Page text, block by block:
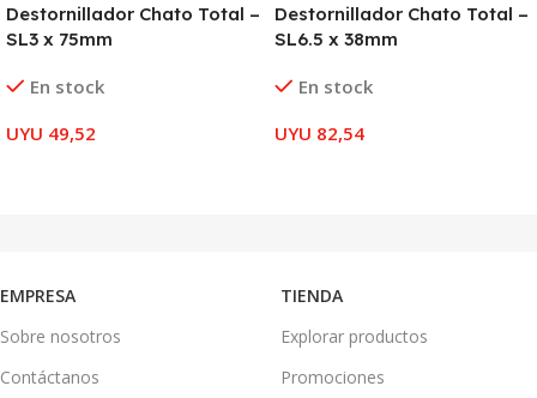
Destornillador Chato Total –
SL3 x 75mm
En stock
UYU 49,52
Destornillador Chato Total –
SL6.5 x 38mm
En stock
UYU 82,54
EMPRESA
Sobre nosotros
Contáctanos
TIENDA
Explorar productos
Promociones